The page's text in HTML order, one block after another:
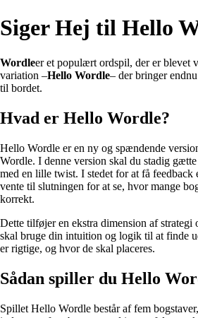
Siger Hej til Hello
Wordleer et populært ordspil, der er blevet
variation –Hello Wordle– der bringer
til bordet.
Hvad er Hello Wordle?
Hello Wordle er en ny og spændende
Wordle. I denne version skal du stadig
med en lille twist. I stedet for at få
vente til slutningen for at se, hvor mange
korrekt.
Dette tilføjer en ekstra dimension af
skal bruge din intuition og logik til at finde
er rigtige, og hvor de skal placeres.
Sådan spiller du Hello
Spillet Hello Wordle består af fem